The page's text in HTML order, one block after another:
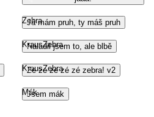
Já mám pruh, ty máš pruh
Zebra
Naladil jsem to, ale blbě
KrausZebra
Ze ze ze zé zé zebra! v2
KrausZebra
Jsem mák
Mák